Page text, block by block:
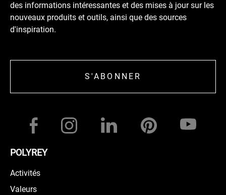
des informations intéressantes et des mises à jour sur les
nouveaux produits et outils, ainsi que des sources
d'inspiration.
S'ABONNER
POLYREY
Activités
Valeurs